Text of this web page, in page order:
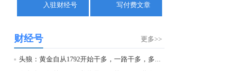
金十数据8月8日讯，当地时间7日，伊朗总统佩泽希齐扬在就职两周年之际发表讲话，就地区局势、外交谈判及国内政治等多个问题阐述立场。佩泽希齐扬强调，伊朗从未寻求战争或扩张，但必将坚定捍卫国家主权与安全。他指出，美国与以色列意图通过近期冲突在伊朗与波斯湾邻国之间挑拨离间，美军利用其位于地区国家的基地对伊朗发动袭击，伊朗被迫采取自卫行动。他同时呼吁伊斯兰国家加强团结与信任。谈及近期伊美停火谅解备忘录，他透露伊朗未在谈判中作出任何让步，停火协议原定由美国总统特朗普签署以确保履行，但美方在不足24小时内彻底改变了立场。（央视新闻）
美国总统特朗普：宣布一系列价值30亿美元的矿业项目。
入驻财经号 写付费文章
更多>>
财经号
头狼：黄金自从1792开始干多，一路干多，多单20连胜收割